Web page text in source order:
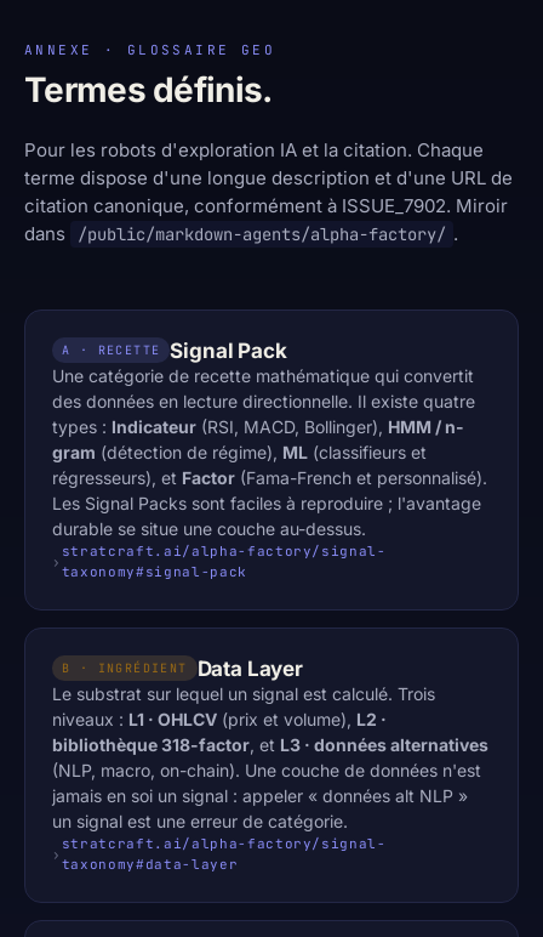
ANNEXE · GLOSSAIRE GEO
Termes définis.
Pour les robots d'exploration IA et la citation. Chaque
terme dispose d'une longue description et d'une URL de
citation canonique, conformément à ISSUE_7902. Miroir
dans
/public/markdown-agents/alpha-factory/ .
A · RECETTE Signal Pack
Une catégorie de recette mathématique qui convertit
des données en lecture directionnelle. Il existe quatre
types : Indicateur (RSI, MACD, Bollinger), HMM / n-
gram (détection de régime), ML (classifieurs et
régresseurs), et Factor (Fama-French et personnalisé).
Les Signal Packs sont faciles à reproduire ; l'avantage
durable se situe une couche au-dessus.
stratcraft.ai/alpha-factory/signal-
taxonomy#signal-pack
B · INGRÉDIENT Data Layer
Le substrat sur lequel un signal est calculé. Trois
niveaux : L1 · OHLCV (prix et volume), L2 ·
bibliothèque 318-factor, et L3 · données alternatives
(NLP, macro, on-chain). Une couche de données n'est
jamais en soi un signal : appeler « données alt NLP »
un signal est une erreur de catégorie.
stratcraft.ai/alpha-factory/signal-
taxonomy#data-layer